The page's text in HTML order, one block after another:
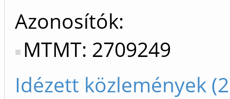
Azonosítók
MTMT: 2709249
Idézett közlemények